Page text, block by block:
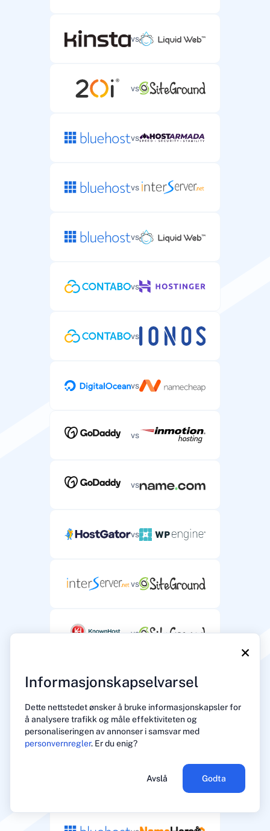
×
Informasjonskapselvarsel
Dette nettstedet ønsker å bruke informasjonskapsler for
å analysere trafikk og måle effektiviteten og
personaliseringen av annonser i samsvar med
personvernregler. Er du enig?
Avslå Godta
vs
vs
vs
vs
vs
vs
vs
vs
vs
vs
vs
vs
vs
vs
vs